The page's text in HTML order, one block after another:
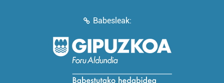
Babesleak: